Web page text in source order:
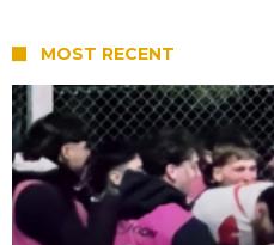
MOST RECENT